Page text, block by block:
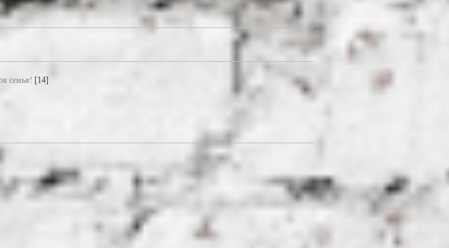
семья! [14]